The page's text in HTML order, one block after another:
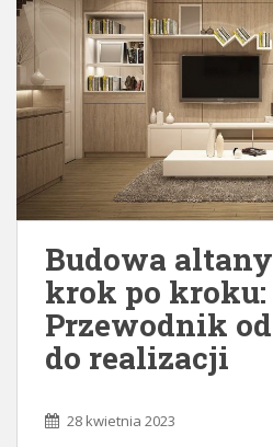
Budowa
krok po kroku:
Przewodnik
do realizacji
28 kwietnia 2023